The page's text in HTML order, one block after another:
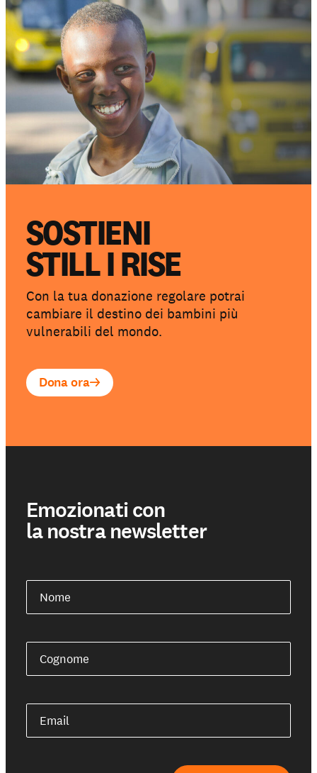
SOSTIENI
STILL I RISE
Con la tua donazione regolare potrai
cambiare il destino dei bambini più
vulnerabili del mondo.
Dona ora
Emozionati con
la nostra newsletter
Nome
Cognome
Email